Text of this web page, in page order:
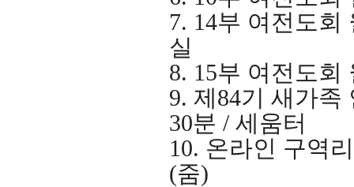
7. 14부 여전도회
실
8. 15부 여전도회
9. 제84기 새가족
30분 / 세움터
10. 온라인 구역
(줌)